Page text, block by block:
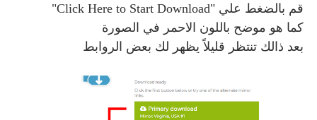
قم بالضغط علي "Click Here to Start Download"
كما هو موضح باللون الاحمر في الصورة
بعد ذالك تنتظر قليلاً يظهر لك بعض الروابط